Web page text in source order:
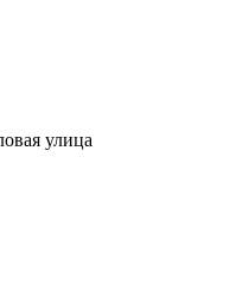
улица